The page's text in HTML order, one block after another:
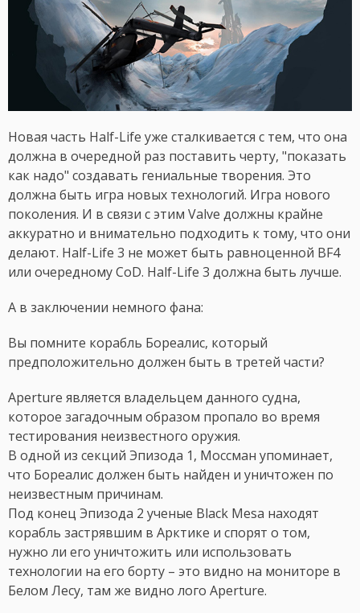
Новая часть Half-Life уже сталкивается с тем, что она
должна в очередной раз поставить черту, "показать
как надо" создавать гениальные творения. Это
должна быть игра новых технологий. Игра нового
поколения. И в связи с этим Valve должны крайне
аккуратно и внимательно подходить к тому, что они
делают. Half-Life 3 не может быть равноценной BF4
или очередному CoD. Half-Life 3 должна быть лучше.
А в заключении немного фана:
Вы помните корабль Бореалис, который
предположительно должен быть в третей части?
Aperture является владельцем данного судна,
которое загадочным образом пропало во время
тестирования неизвестного оружия.
В одной из секций Эпизода 1, Моссман упоминает,
что Бореалис должен быть найден и уничтожен по
неизвестным причинам.
Под конец Эпизода 2 ученые Black Mesa находят
корабль застрявшим в Арктике и спорят о том,
нужно ли его уничтожить или использовать
технологии на его борту – это видно на мониторе в
Белом Лесу, там же видно лого Aperture.